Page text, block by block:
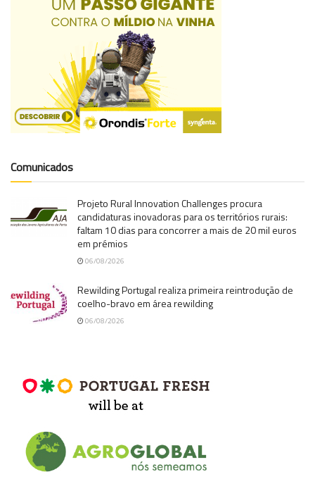
Comunicados
Projeto Rural Innovation Challenges procura
candidaturas inovadoras para os territórios rurais:
faltam 10 dias para concorrer a mais de 20 mil euros
em prémios
06/08/2026
Rewilding Portugal realiza primeira reintrodução de
coelho-bravo em área rewilding
06/08/2026